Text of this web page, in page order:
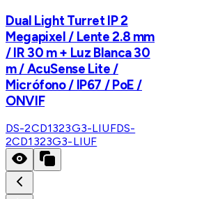
Dual Light Turret IP 2
Megapixel / Lente 2.8 mm
/ IR 30 m + Luz Blanca 30
m / AcuSense Lite /
Micrófono / IP67 / PoE /
ONVIF
DS-2CD1323G3-LIUFDS-
2CD1323G3-LIUF